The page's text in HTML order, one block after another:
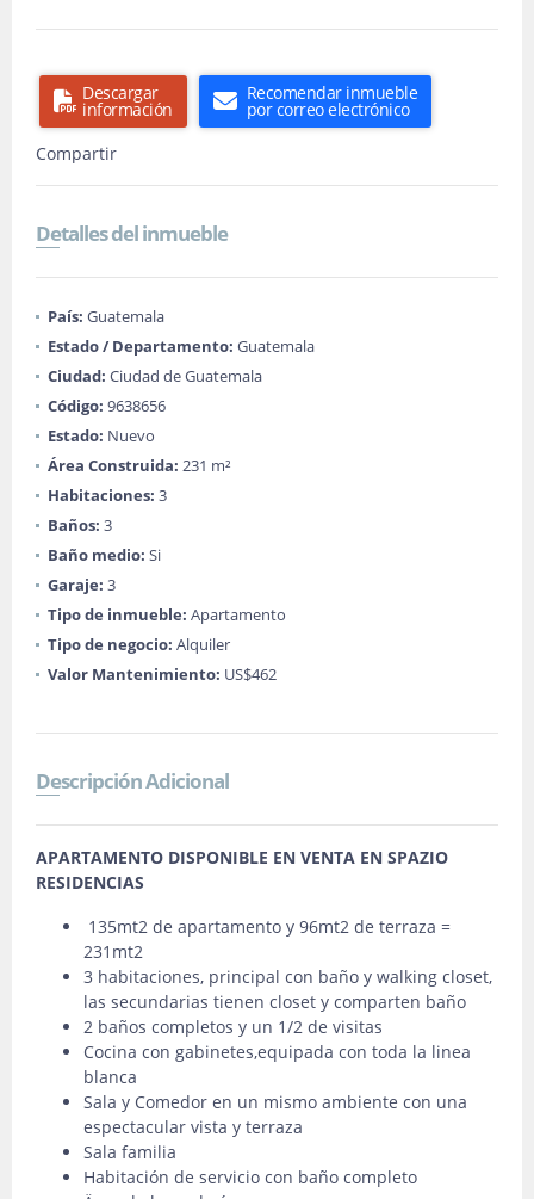
Descargar
información
Recomendar inmueble
por correo electrónico
Compartir
Detalles del inmueble
País: Guatemala
Estado / Departamento: Guatemala
Ciudad: Ciudad de Guatemala
Código: 9638656
Estado: Nuevo
Área Construida: 231 m²
Habitaciones: 3
Baños: 3
Baño medio: Si
Garaje: 3
Tipo de inmueble: Apartamento
Tipo de negocio: Alquiler
Valor Mantenimiento: US$462
Descripción Adicional
APARTAMENTO DISPONIBLE EN VENTA EN SPAZIO
RESIDENCIAS
135mt2 de apartamento y 96mt2 de terraza =
231mt2
3 habitaciones, principal con baño y walking closet,
las secundarias tienen closet y comparten baño
2 baños completos y un 1/2 de visitas
Cocina con gabinetes,equipada con toda la linea
blanca
Sala y Comedor en un mismo ambiente con una
espectacular vista y terraza
Sala familia
Habitación de servicio con baño completo